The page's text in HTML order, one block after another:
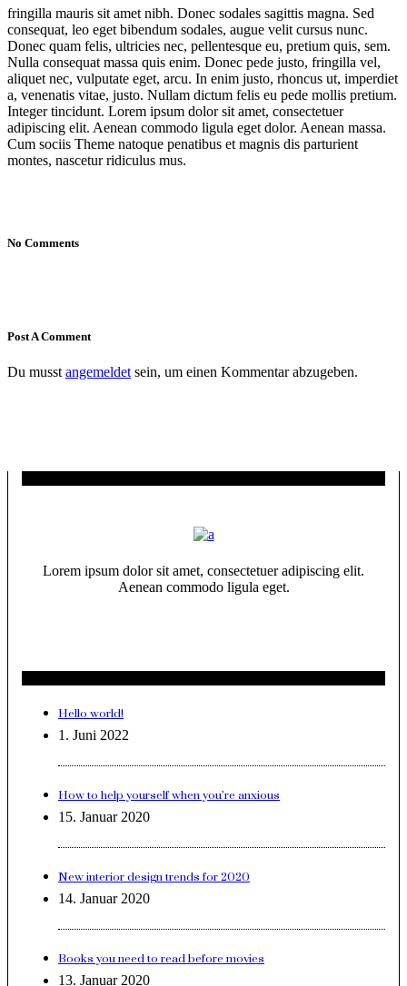
fringilla mauris sit amet nibh. Donec sodales sagittis magna. Sed
consequat, leo eget bibendum sodales, augue velit cursus nunc.
Donec quam felis, ultricies nec, pellentesque eu, pretium quis, sem.
Nulla consequat massa quis enim. Donec pede justo, fringilla vel,
aliquet nec, vulputate eget, arcu. In enim justo, rhoncus ut, imperdiet
a, venenatis vitae, justo. Nullam dictum felis eu pede mollis pretium.
Integer tincidunt. Lorem ipsum dolor sit amet, consectetuer
adipiscing elit. Aenean commodo ligula eget dolor. Aenean massa.
Cum sociis Theme natoque penatibus et magnis dis parturient
montes, nascetur ridiculus mus.
No Comments
Post A Comment
Du musst angemeldet sein, um einen Kommentar abzugeben.
Lorem ipsum dolor sit amet, consectetuer adipiscing elit.
Aenean commodo ligula eget.
Hello world!
1. Juni 2022
How to help yourself when you’re anxious
15. Januar 2020
New interior design trends for 2020
14. Januar 2020
Books you need to read before movies
13. Januar 2020